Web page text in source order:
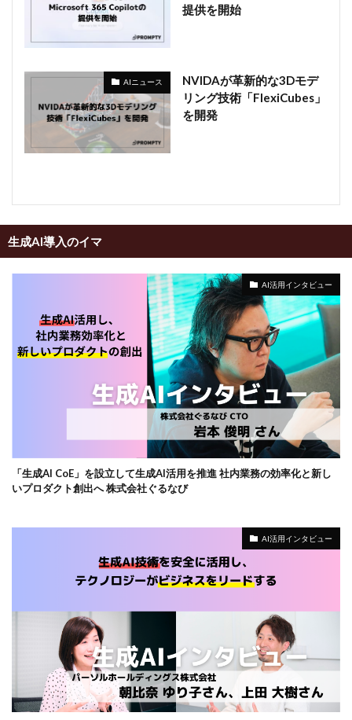
提供を開始
AIニュース
NVIDAが革新的な3Dモデ
リング技術「FlexiCubes」
を開発
生成AI導入のイマ
AI活用インタビュー
「生成AI CoE」を設立して生成AI活用を推進 社内業務の効率化と新し
いプロダクト創出へ 株式会社ぐるなび
AI活用インタビュー